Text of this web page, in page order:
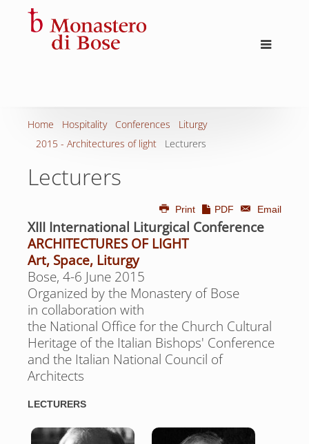
Home Hospitality Conferences
Liturgy
2015 - Architectures of light
Lecturers
Lecturers
Print PDF Email
XIII International Liturgical Conference
ARCHITECTURES OF LIGHT
Art, Space, Liturgy
Bose, 4-6 June 2015
Organized by the Monastery of Bose
in collaboration with
the National Office for the Church Cultural
Heritage of the Italian Bishops' Conference
and the Italian National Council of
Architects
LECTURERS